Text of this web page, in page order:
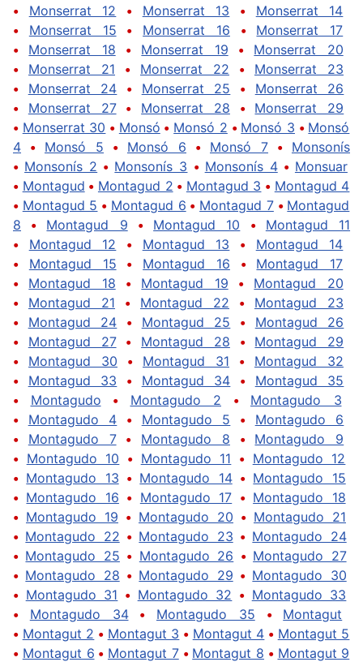
• Monserrat 12 • Monserrat 13 • Monserrat 14
• Monserrat 15 • Monserrat 16 • Monserrat 17
• Monserrat 18 • Monserrat 19 • Monserrat 20
• Monserrat 21 • Monserrat 22 • Monserrat 23
• Monserrat 24 • Monserrat 25 • Monserrat 26
• Monserrat 27• Monserrat 28 • Monserrat 29
• Monserrat 30 • Monsó • Monsó 2 • Monsó 3 • Monsó
4 • Monsó 5 • Monsó 6 • Monsó 7 • Monsonís
• Monsonís 2 • Monsonís 3 • Monsonís 4• Monsuar
• Montagud • Montagud 2 • Montagud 3 • Montagud 4
• Montagud 5 • Montagud 6 • Montagud 7• Montagud
8 • Montagud 9 • Montagud 10 • Montagud 11
• Montagud 12 • Montagud 13 • Montagud 14
• Montagud 15 • Montagud 16 • Montagud 17
• Montagud 18 • Montagud 19 • Montagud 20
• Montagud 21 • Montagud 22 • Montagud 23
• Montagud 24 • Montagud 25 • Montagud 26
• Montagud 27• Montagud 28 • Montagud 29
• Montagud 30 • Montagud 31 • Montagud 32
• Montagud 33 • Montagud 34 • Montagud 35
• Montagudo • Montagudo 2 • Montagudo 3
• Montagudo 4 • Montagudo 5 • Montagudo 6
• Montagudo 7• Montagudo 8 • Montagudo 9
• Montagudo 10 • Montagudo 11 • Montagudo 12
• Montagudo 13 • Montagudo 14• Montagudo 15
• Montagudo 16 • Montagudo 17 • Montagudo 18
• Montagudo 19 • Montagudo 20 • Montagudo 21
• Montagudo 22 • Montagudo 23 • Montagudo 24
• Montagudo 25 • Montagudo 26 • Montagudo 27
• Montagudo 28 • Montagudo 29 • Montagudo 30
• Montagudo 31 • Montagudo 32 • Montagudo 33
• Montagudo 34• Montagudo 35 • Montagut
• Montagut 2 • Montagut 3 • Montagut 4 • Montagut 5
• Montagut 6 • Montagut 7• Montagut 8 • Montagut 9